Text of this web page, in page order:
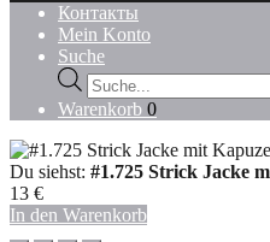
Контакты
Mein Konto
Suche
Products
search
Warenkorb 0
Du siehst: #1.725 Strick Jacke
13 €
In den Warenkorb